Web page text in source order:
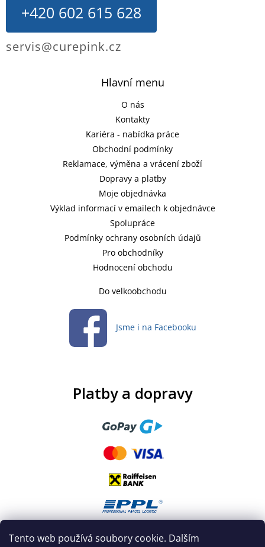
Tento web používá soubory cookie. Dalším
Hlavní menu
O nás
Kontakty
Kariéra - nabídka práce
Obchodní podmínky
Reklamace, výměna a vrácení zboží
Dopravy a platby
Moje objednávka
Výklad informací v emailech k objednávce
Spolupráce
Podmínky ochrany osobních údajů
Pro obchodníky
Hodnocení obchodu
Do velkoobchodu
Jsme i na Facebooku
+420 602 615 628
servis@curepink.cz
Platby a dopravy